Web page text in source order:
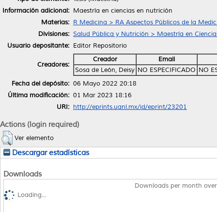
Información adicional: Maestría en ciencias en nutrición
Materias: R Medicina > RA Aspectos Públicos de la
Divisiones: Salud Pública y Nutrición > Maestría en
Usuario depositante: Editor Repositorio
Creadores:
Creador
Email
Sosa de León, Deisy NO ESPECIFICADO NO
Fecha del depósito: 06 Mayo 2022 20:18
Última modificación: 01 Mar 2023 18:16
URI: http://eprints.uanl.mx/id/eprint/23201
Actions (login required)
Ver elemento
Descargar estadísticas
Downloads
Downloads per month
Loading...